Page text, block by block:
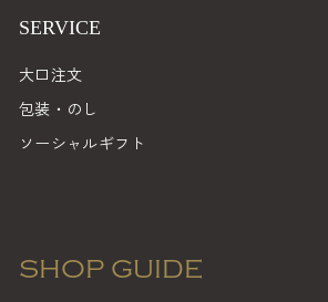
SERVICE
大口注文
包装・のし
ソーシャルギフト
SHOP GUIDE